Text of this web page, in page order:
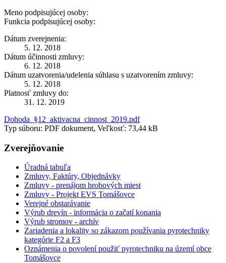
Meno podpisujúcej osoby:
Funkcia podpisujúcej osoby:
Dátum zverejnenia:
5. 12. 2018
Dátum účinnosti zmluvy:
6. 12. 2018
Dátum uzatvorenia/udelenia súhlasu s uzatvorením zmluvy:
5. 12. 2018
Platnosť zmluvy do:
31. 12. 2019
Dohoda_§12_aktivacna_cinnost_2019.pdf
Typ súboru: PDF dokument, Veľkosť: 73,44 kB
Zverejňovanie
Úradná tabuľa
Zmluvy, Faktúry, Objednávky
Zmluvy - prenájom hrobových miest
Zmluvy - Projekt EVS Tomášovce
Verejné obstarávanie
Výrub drevín - informácia o začatí konania
Výrub stromov - archív
Zariadenia a lokality so zákazom používania pyrotechniky
kategórie F2 a F3
Oznámenia o povolení použiť pyrotechniku na území obce
Tomášovce